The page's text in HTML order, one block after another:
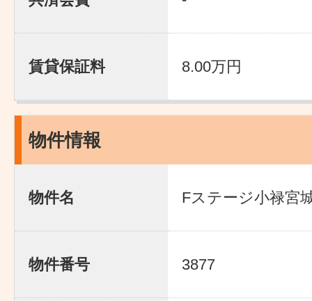
賃貸保証料 8.00万円
物件情報
物件名 Fステージ小禄宮
物件番号 3877